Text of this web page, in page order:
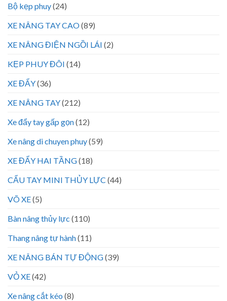
Bộ kẹp phuy(24)
XE NÂNG TAY CAO(89)
XE NÂNG ĐIỆN NGỒI LÁI (2)
KẸP PHUY ĐÔI (14)
XE ĐẨY(36)
XE NÂNG TAY(212)
Xe đẩy tay gấp gọn(12)
Xe nâng di chuyen phuy(59)
XE ĐẨY HAI TẦNG(18)
CẨU TAY MINI THỦY LỰC (44)
VÕ XE(5)
Bàn nâng thủy lực (110)
Thang nâng tự hành(11)
XE NÂNG BÁN TỰ ĐỘNG(39)
VỎ XE(42)
Xe nâng cắt kéo (8)